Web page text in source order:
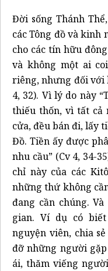
Đời sống Thánh
các Tông đồ và kinh
cho các tín hữu
và không một ai
riêng, nhưng đối với
4, 32). Vì lý do này
thiếu thốn, vì tất cả
cửa, đều bán đi, lấy
Đồ. Tiền ấy được
nhu cầu” (Cv 4, 34-
chỉ này của các
những thứ không
đang cần chúng.
gian. Ví dụ có
nguyện viên, chia
đỡ những người
ái, thăm viếng